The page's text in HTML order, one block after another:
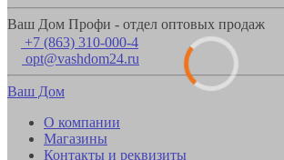
Ваш Дом Профи - отдел оптовых продаж
+7 (863) 310-000-4
opt@vashdom24.ru
Ваш Дом
О компании
Магазины
Контакты и реквизиты